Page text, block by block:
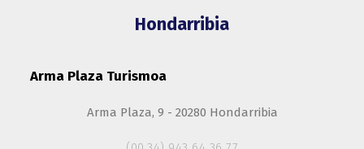
Hondarribia
Arma Plaza Turismoa
Arma Plaza, 9 - 20280 Hondarribia